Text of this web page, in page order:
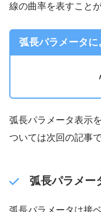
線の曲率を表すこと
弧長パラメータに
弧長パラメータ表示
ついては次回の記事
弧長パラメー
弧長パラメータは接